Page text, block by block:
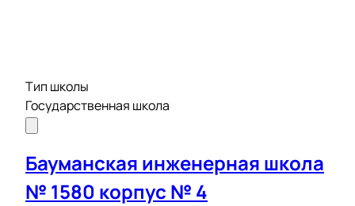
Тип школы
Государственная школа
Бауманская инженерная школа
№ 1580 корпус № 4